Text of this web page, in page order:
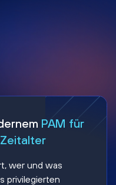
PAM für
wer und was
privilegierten